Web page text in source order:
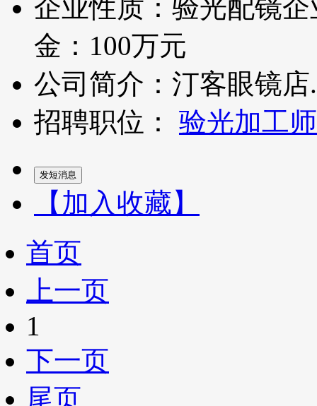
企业性质：验光配镜企
金：100万元
公司简介：汀客眼镜店
招聘职位： 验光加工师
【加入收藏】
首页
上一页
1
下一页
尾页